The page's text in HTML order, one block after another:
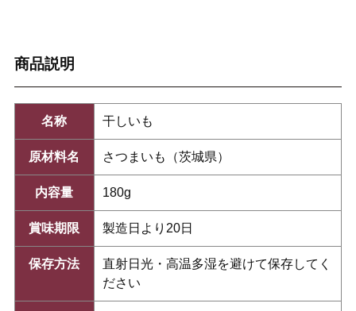
商品説明
名称 干しいも
原材料名 さつまいも（茨城県）
内容量 180g
賞味期限 製造日より20日
保存方法
直射日光・高温多湿を避けて保存してく
ださい